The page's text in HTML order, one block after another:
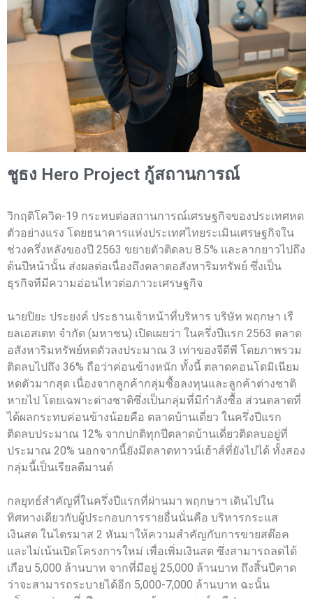
ชูธง Hero Project กู้สถานการณ์
วิกฤติโควิด-19 กระทบต่อสถานการณ์เศรษฐกิจของประเทศหด
ตัวอย่างแรง โดยธนาคารแห่งประเทศไทยระเมินเศรษฐกิจใน
ช่วงครึ่งหลังของปี 2563 ขยายตัวติดลบ 8.5% และลากยาวไปถึง
ต้นปีหน้านั้น ส่งผลต่อเนื่องถึงตลาดอสังหาริมทรัพย์ ซึ่งเป็น
ธุรกิจทีมีความอ่อนไหวต่อภาวะเศรษฐกิจ
นายปิยะ ประยงค์ ประธานเจ้าหน้าที่บริหาร บริษัท พฤกษา เรี
ยลเอสเตท จำกัด (มหาชน) เปิดเผยว่า ในครึ่งปีแรก 2563 ตลาด
อสังหาริมทรัพย์หดตัวลงประมาณ 3 เท่าของจีดีพี โดยภาพรวม
ติดลบไปถึง 36% ถือว่าค่อนข้างหนัก ทั้งนี้ ตลาดคอนโดมิเนียม
หดตัวมากสุด เนื่องจากลูกค้ากลุ่มซื้อลงทุนและลูกค้าต่างชาติ
หายไป โดยเฉพาะต่างชาติซึ่งเป็นกลุ่มที่มีกำลังซื้อ ส่วนตลาดที่
ได้ผลกระทบค่อนข้างน้อยคือ ตลาดบ้านเดี่ยว ในครึ่งปีแรก
ติดลบประมาณ 12% จากปกติทุกปีตลาดบ้านเดี่ยวติดลบอยู่ที่
ประมาณ 20% นอกจากนี้ยังมีตลาดทาวน์เฮ้าส์ที่ยังไปได้ ทั้งสอง
กลุ่มนี้เป็นเรียลดีมานด์
กลยุทธ์สำคัญที่ในครึ่งปีแรกที่ผ่านมา พฤกษาฯ เดินไปใน
ทิศทางเดียวกับผู้ประกอบการรายอื่นนั่นคือ บริหารกระแส
เงินสด ในไตรมาส 2 หันมาให้ความสำคัญกับการขายสต๊อค
และไม่เน้นเปิดโครงการใหม่ เพื่อเพิ่มเงินสด ซึ่งสามารถลดได้
เกือบ 5,000 ล้านบาท จากที่มีอยู่ 25,000 ล้านบาท ถึงสิ้นปีคาด
ว่าจะสามารถระบายได้อีก 5,000-7,000 ล้านบาท ฉะนั้น